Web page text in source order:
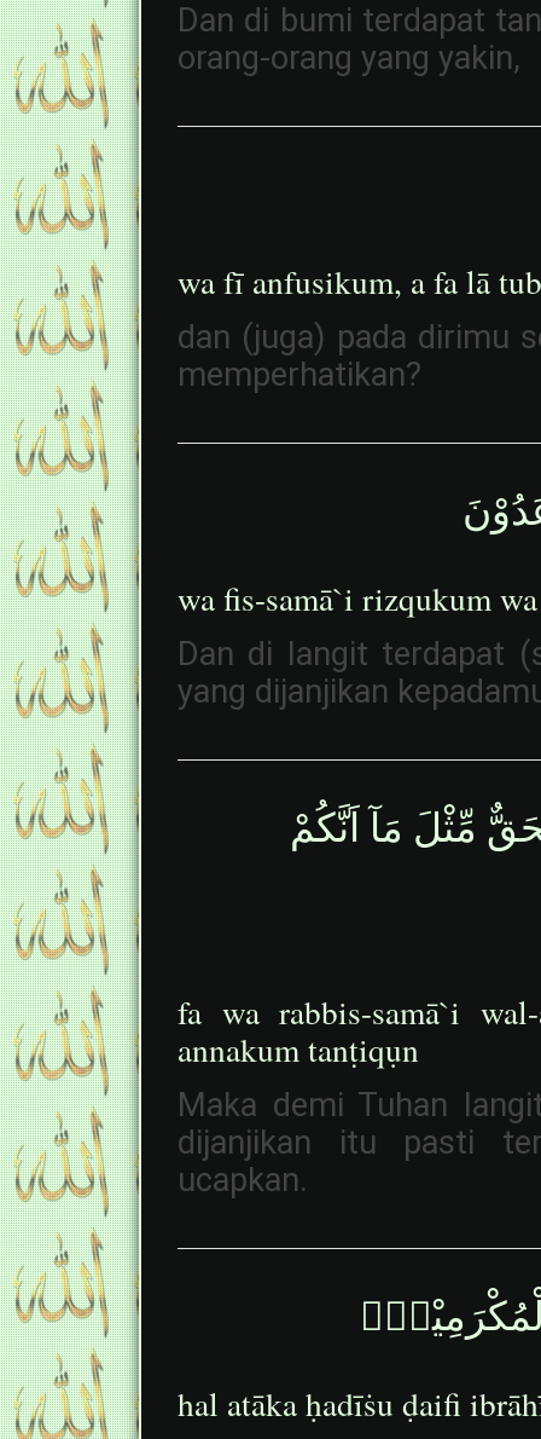
Dan di bumi terdapat
orang-orang yang yakin,
wa fī anfusikum, a fa lā
dan (juga) pada dirimu
memperhatikan?
wa fis-samā`i rizqukum
Dan di langit terdapat
yang dijanjikan
مِّثْلَ مَآ اَنَّكُمْ
fa wa rabbis-samā`i
annakum tanṭiqụn
Maka demi Tuhan
dijanjikan itu pasti
ucapkan.
hal atāka ḥadīṡu ḍaifi